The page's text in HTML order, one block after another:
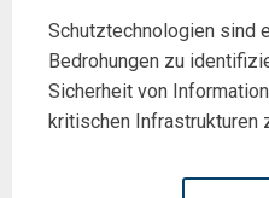
Schutztechnologien sind
Bedrohungen zu
Sicherheit von
kritischen Infrastrukturen